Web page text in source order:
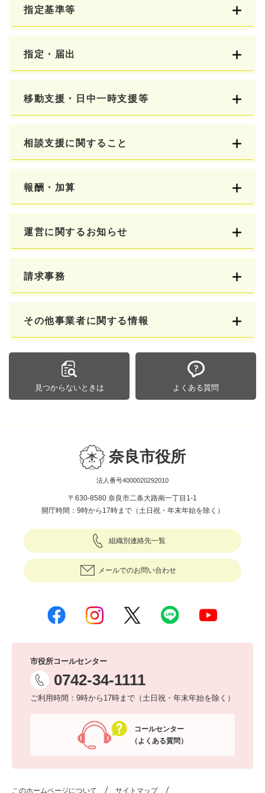
指定基準等
指定・届出
移動支援・日中一時支援等
相談支援に関すること
報酬・加算
運営に関するお知らせ
請求事務
その他事業者に関する情報
見つからないときは よくある質問
奈良市役所
法人番号4000020292010
〒630-8580 奈良市二条大路南一丁目1-1
開庁時間：9時から17時まで（土日祝・年末年始を除く）
組織別連絡先一覧
メールでのお問い合わせ
市役所コールセンター
0742-34-1111
ご利用時間：9時から17時まで（土日祝・年末年始を除く）
コールセンター
（よくある質問）
このホームページについて サイトマップ